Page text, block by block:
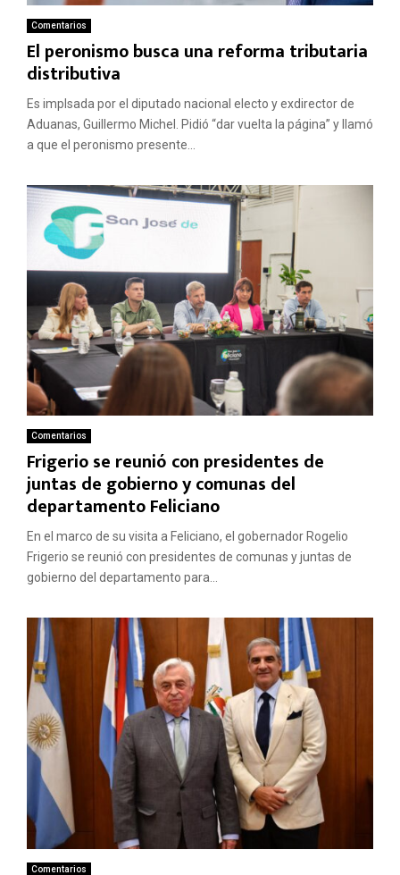
Comentarios
El peronismo busca una reforma tributaria
distributiva
Es implsada por el diputado nacional electo y exdirector de
Aduanas, Guillermo Michel. Pidió “dar vuelta la página” y llamó
a que el peronismo presente...
Comentarios
Frigerio se reunió con presidentes de
juntas de gobierno y comunas del
departamento Feliciano
En el marco de su visita a Feliciano, el gobernador Rogelio
Frigerio se reunió con presidentes de comunas y juntas de
gobierno del departamento para...
Comentarios